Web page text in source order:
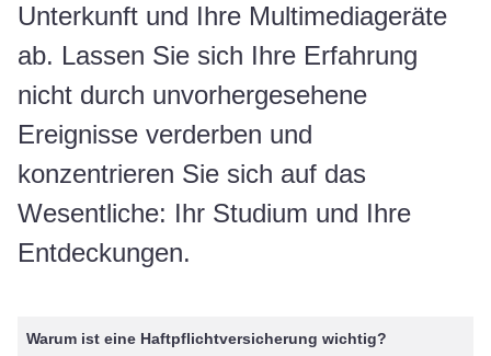
Unterkunft und Ihre Multimediageräte
ab. Lassen Sie sich Ihre Erfahrung
nicht durch unvorhergesehene
Ereignisse verderben und
konzentrieren Sie sich auf das
Wesentliche: Ihr Studium und Ihre
Entdeckungen.
Warum ist eine Haftpflichtversicherung wichtig?